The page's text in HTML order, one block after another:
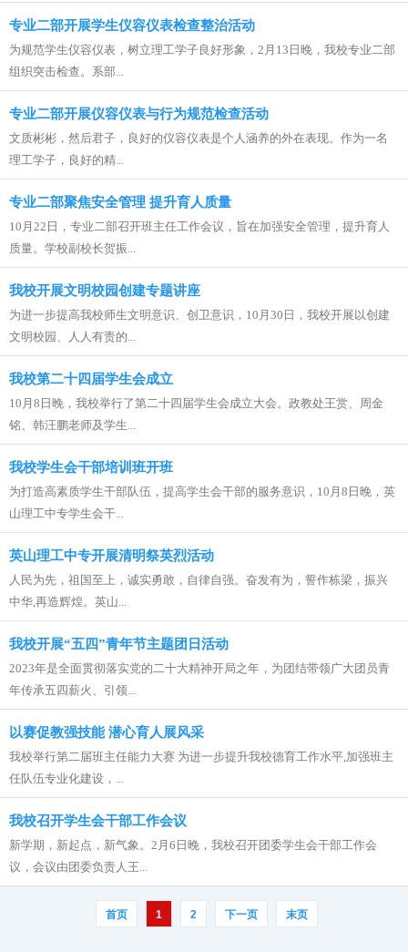
专业二部开展学生仪容仪表检查整治活动
为规范学生仪容仪表，树立理工学子良好形象，2月13日晚，我校专业二部
组织突击检查。系部...
专业二部开展仪容仪表与行为规范检查活动
文质彬彬，然后君子，良好的仪容仪表是个人涵养的外在表现。作为一名
理工学子，良好的精...
专业二部聚焦安全管理 提升育人质量
10月22日，专业二部召开班主任工作会议，旨在加强安全管理，提升育人
质量。学校副校长贺振...
我校开展文明校园创建专题讲座
为进一步提高我校师生文明意识、创卫意识，10月30日，我校开展以创建
文明校园、人人有责的...
我校第二十四届学生会成立
10月8日晚，我校举行了第二十四届学生会成立大会。政教处王赏、周金
铭、韩汪鹏老师及学生...
我校学生会干部培训班开班
为打造高素质学生干部队伍，提高学生会干部的服务意识，10月8日晚，英
山理工中专学生会干...
英山理工中专开展清明祭英烈活动
人民为先，祖国至上，诚实勇敢，自律自强。奋发有为，誓作栋梁，振兴
中华,再造辉煌。英山...
我校开展“五四”青年节主题团日活动
2023年是全面贯彻落实党的二十大精神开局之年，为团结带领广大团员青
年传承五四薪火、引领...
以赛促教强技能 潜心育人展风采
我校举行第二届班主任能力大赛 为进一步提升我校德育工作水平,加强班主
任队伍专业化建设，...
我校召开学生会干部工作会议
新学期，新起点，新气象。2月6日晚，我校召开团委学生会干部工作会
议，会议由团委负责人王...
首页 1 2 下一页 末页